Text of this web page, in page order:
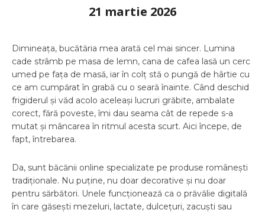
21 martie 2026
Dimineața, bucătăria mea arată cel mai sincer. Lumina
cade strâmb pe masa de lemn, cana de cafea lasă un cerc
umed pe fața de masă, iar în colț stă o pungă de hârtie cu
ce am cumpărat în grabă cu o seară înainte. Când deschid
frigiderul și văd acolo aceleași lucruri grăbite, ambalate
corect, fără poveste, îmi dau seama cât de repede s-a
mutat și mâncarea în ritmul acesta scurt. Aici începe, de
fapt, întrebarea.
Da, sunt băcănii online specializate pe produse românești
tradiționale. Nu puține, nu doar decorative și nu doar
pentru sărbători. Unele funcționează ca o prăvălie digitală
în care găsești mezeluri, lactate, dulcețuri, zacuști sau